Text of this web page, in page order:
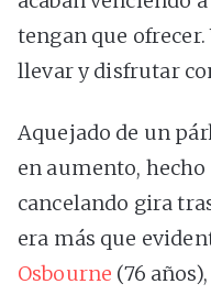
tengan que
llevar y disfrutar
Aquejado de un
en aumento,
cancelando gira
era más que
Osbourne (76